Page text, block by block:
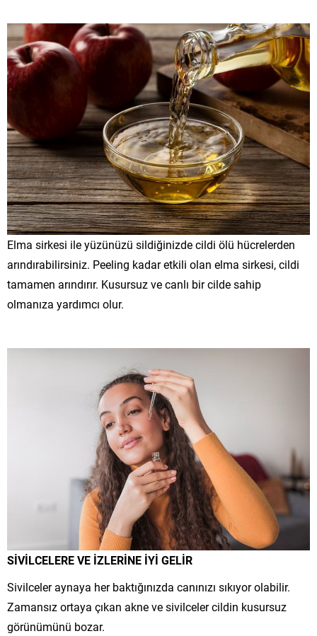
Elma sirkesi ile yüzünüzü sildiğinizde cildi ölü hücrelerden
arındırabilirsiniz. Peeling kadar etkili olan elma sirkesi, cildi
tamamen arındırır. Kusursuz ve canlı bir cilde sahip
olmanıza yardımcı olur.
SİVİLCELERE VE İZLERİNE İYİ GELİR
Sivilceler aynaya her baktığınızda canınızı sıkıyor olabilir.
Zamansız ortaya çıkan akne ve sivilceler cildin kusursuz
görünümünü bozar.